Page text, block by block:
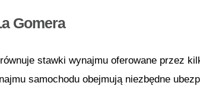
Gomera
stawki wynajmu oferowane przez
samochodu obejmują niezbędne